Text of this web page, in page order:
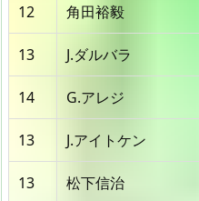
12 角田裕毅
13 J.ダルバラ
14 G.アレジ
13 J.アイトケン
13 松下信治